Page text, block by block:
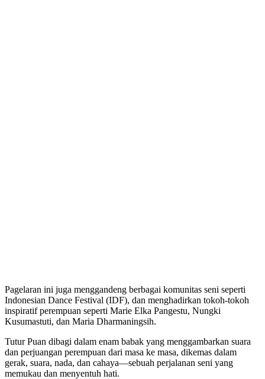
Pagelaran ini juga menggandeng berbagai komunitas seni seperti
Indonesian Dance Festival (IDF), dan menghadirkan tokoh-tokoh
inspiratif perempuan seperti Marie Elka Pangestu, Nungki
Kusumastuti, dan Maria Dharmaningsih.
Tutur Puan dibagi dalam enam babak yang menggambarkan suara
dan perjuangan perempuan dari masa ke masa, dikemas dalam
gerak, suara, nada, dan cahaya—sebuah perjalanan seni yang
memukau dan menyentuh hati.